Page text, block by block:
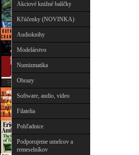
Akciové knižné balíčky
Kľúčenky (NOVINKA)
Audioknihy
Modelárstvo
Numizmatika
Obrazy
Software, audio, video
Filatelia
Pohľadnice
Podporujeme umelcov a
remeselníkov